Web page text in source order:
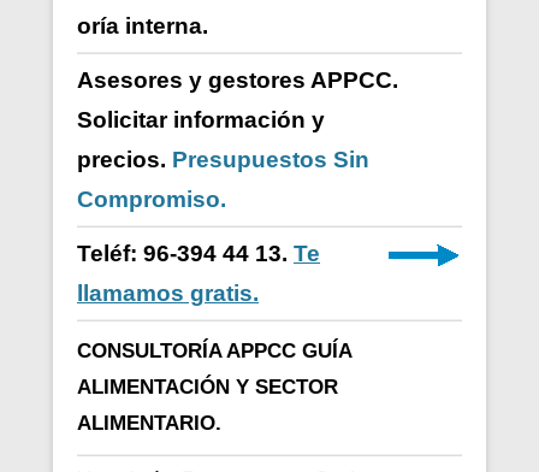
oría interna.
Asesores y gestores APPCC.
Solicitar información y
precios. Presupuestos Sin
Compromiso.
Teléf: 96-394 44 13. Te
llamamos gratis.
CONSULTORÍA APPCC GUÍA
ALIMENTACIÓN Y SECTOR
ALIMENTARIO.